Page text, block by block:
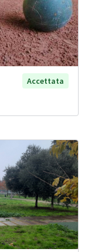
Accettata